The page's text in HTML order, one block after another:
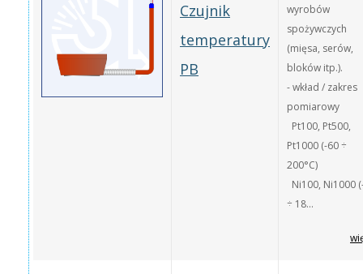
Czujnik
temperatury
PB
wyrobów
spożywczych
(mięsa, serów,
bloków itp.).
- wkład / zakres
pomiarowy
Pt100, Pt500,
Pt1000 (-60 ÷
200°C)
Ni100, Ni1000
÷ 18...